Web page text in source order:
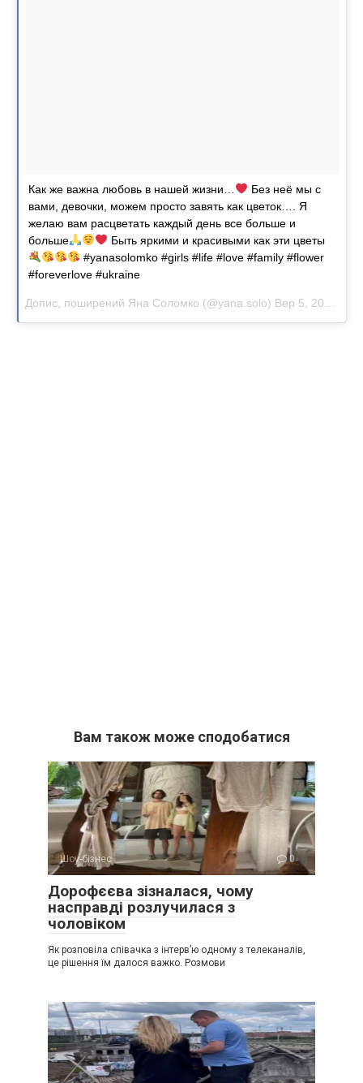
Как же важна любовь в нашей жизни…
Без неё мы с
вами, девочки, можем просто завять как цветок…. Я
желаю вам расцветать каждый день все больше и
больше
Быть яркими и красивыми как эти цветы
#yanasolomko #girls #life #love #family #flower
#foreverlove #ukraine
Допис, поширений Яна Соломко (@yana.solo) Вер 5, 2017 о 8:59 PDT
Вам також може сподобатися
Шоу-бізнес 0
Дорофєєва зізналася, чому
насправді розлучилася з
чоловіком
Як розповіла співачка з інтерв’ю одному з телеканалів,
це рішення їм далося важко. Розмови